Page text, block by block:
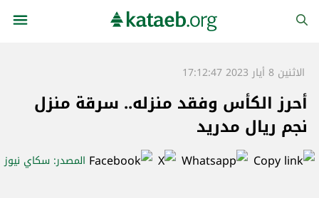
الاثنين 8 أيار 2023 17:12:47
أحرز الكأس وفقد منزله.. سرقة منزل
نجم ريال مدريد
المصدر: سكاي نيوز